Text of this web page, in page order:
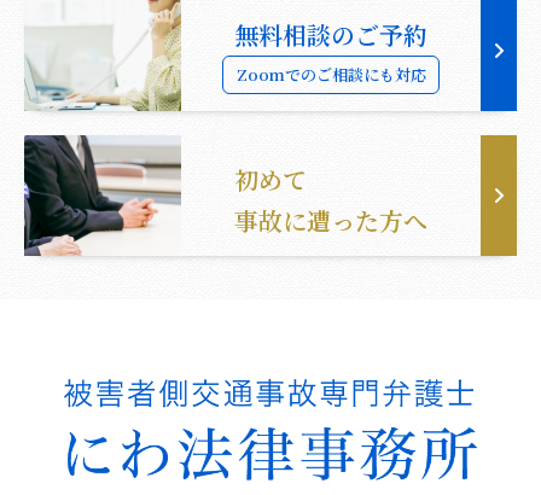
無料相談のご予約
Zoomでのご相談にも対応
初めて
事故に遭った方へ